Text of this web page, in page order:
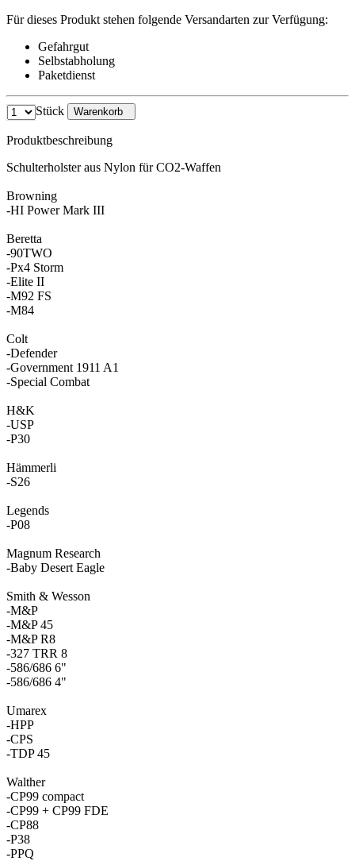
Für dieses Produkt stehen folgende Versandarten zur Verfügung:
Gefahrgut
Selbstabholung
Paketdienst
Stück Warenkorb
Produktbeschreibung
Schulterholster aus Nylon für CO2-Waffen
Browning
-HI Power Mark III
Beretta
-90TWO
-Px4 Storm
-Elite II
-M92 FS
-M84
Colt
-Defender
-Government 1911 A1
-Special Combat
H&K
-USP
-P30
Hämmerli
-S26
Legends
-P08
Magnum Research
-Baby Desert Eagle
Smith & Wesson
-M&P
-M&P 45
-M&P R8
-327 TRR 8
-586/686 6"
-586/686 4"
Umarex
-HPP
-CPS
-TDP 45
Walther
-CP99 compact
-CP99 + CP99 FDE
-CP88
-P38
-PPQ